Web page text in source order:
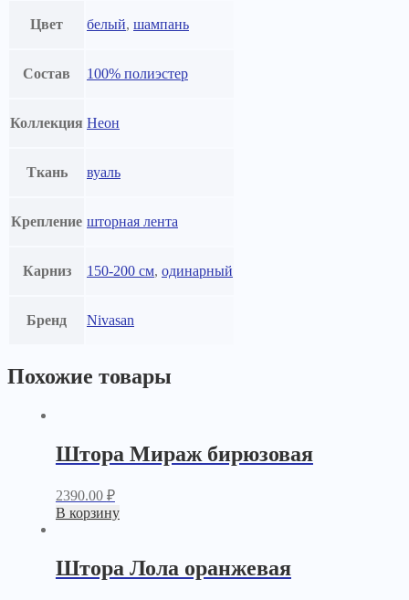
Цвет белый, шампань
Состав 100% полиэстер
Коллекция Неон
Ткань вуаль
Крепление шторная лента
Карниз 150-200 см, одинарный
Бренд Nivasan
Похожие товары
Штора Мираж бирюзовая
2390.00 ₽
В корзину
Штора Лола оранжевая